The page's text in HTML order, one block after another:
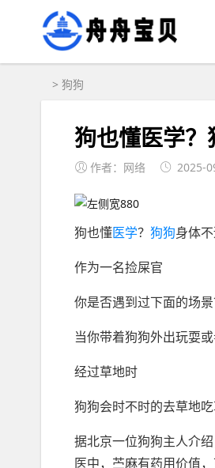
> 狗狗
狗也懂医学？
作者：网络 2025-
狗也懂医学？ 狗狗身体
作为一名捡屎官
你是否遇到过下面的场景
当你带着狗狗外出玩耍
经过草地时
狗狗会时不时的去草地
据北京一位狗狗主人介
医中，苎麻有药用价值